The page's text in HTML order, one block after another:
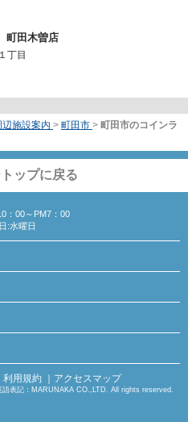
町田木曽店
丁目
辺施設案内 > 町田市 > 町田市のコインラ
ップに戻る
：00～PM7：00
:水曜日
利用規約 ｜アクセスマップ
表記：MARUNAKA CO.,LTD. All rights reserved.